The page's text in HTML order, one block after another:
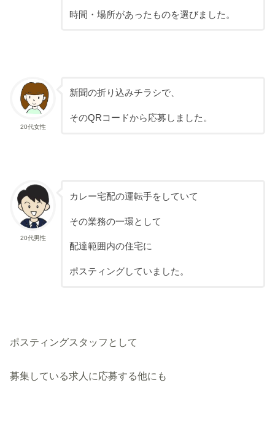
時間・場所があったものを選びました。
20代女性
新聞の折り込みチラシで、
そのQRコードから応募しました。
20代男性
カレー宅配の運転手をしていて
その業務の一環として
配達範囲内の住宅に
ポスティングしていました。
ポスティングスタッフとして
募集している求人に応募する他にも